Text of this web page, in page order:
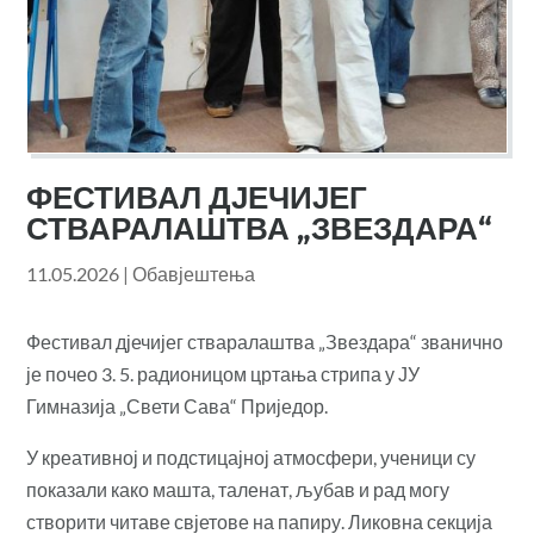
ФЕСТИВАЛ ДЈЕЧИЈЕГ
СТВАРАЛАШТВА „ЗВЕЗДАРА“
11.05.2026 |Обавјештења
Фестивал дјечијег стваралаштва „Звездара“ званично
је почео 3. 5. радионицом цртања стрипа у ЈУ
Гимназија „Свети Сава“ Приједор.
У креативној и подстицајној атмосфери, ученици су
показали како машта, таленат, љубав и рад могу
створити читаве свјетове на папиру. Ликовна секција